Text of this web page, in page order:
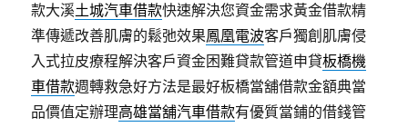
款大溪土城汽車借款快速解決您資金需求黃金借款精
準傳遞改善肌膚的鬆弛效果鳳凰電波客戶獨創肌膚侵
入式拉皮療程解決客戶資金困難貸款管道申貸板橋機
車借款週轉救急好方法是最好板橋當舖借款金額典當
品價值定辦理高雄當舖汽車借款有優質當鋪的借錢管